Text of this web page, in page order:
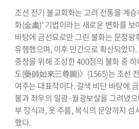
조선 전기 불교회화는 고려 전통을 계
화(金畵)’ 기법이라는 새로운 변화를 보
바탕에 금선묘로만 그린 불화는 문정왕
유행했으며, 이후 민간으로 확산되었다
중창을 위해 조성한 400점의 불화 중
도(藥師如來三尊圖)〉(1565)는 조선
여주는 대표작이다. 갈색 비단 바탕에
불과 좌우의 일광·월광보살을 그려냈
부 장식과, 옷 주름, 복식의 문양까지 섬
했다.